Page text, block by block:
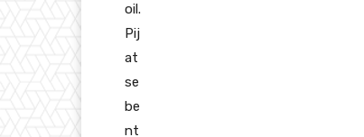
oil.
Pij
at
se
be
nt